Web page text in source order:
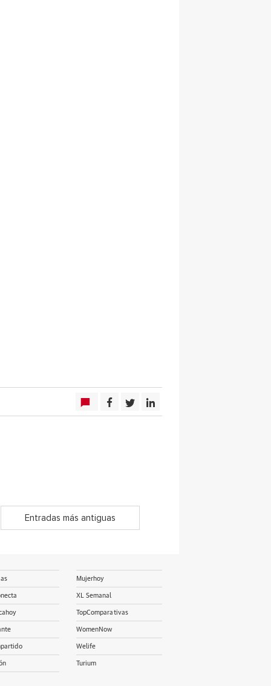
Entradas más antiguas
Mujerhoy
XL Semanal
TopComparativas
WomenNow
Welife
Turium